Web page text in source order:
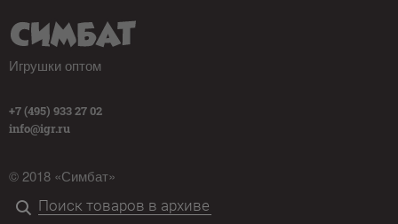
Игрушки оптом
+7 (495) 933 27 02
info@igr.ru
© 2018 «Симбат»